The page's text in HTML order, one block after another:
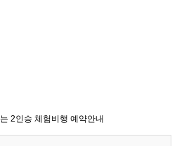
2인승 체험비행 예약안내